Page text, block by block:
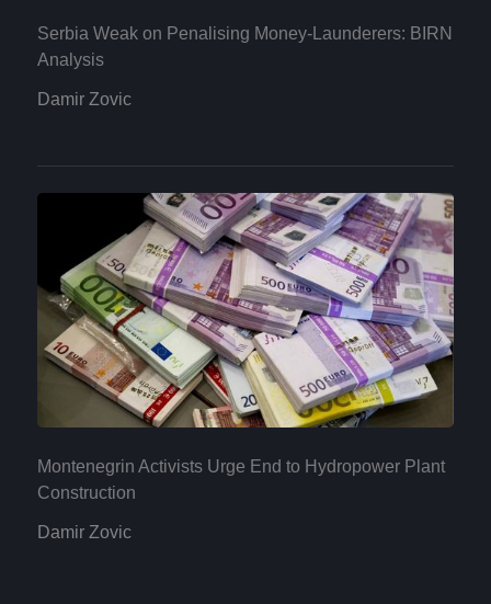
Serbia Weak on Penalising Money-Launderers: BIRN
Analysis
Damir Zovic
Montenegrin Activists Urge End to Hydropower Plant
Construction
Damir Zovic